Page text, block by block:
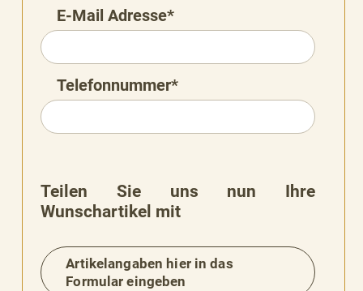
E-Mail Adresse*
Telefonnummer*
Teilen Sie uns nun Ihre
Wunschartikel mit
Artikelangaben hier in das
Formular eingeben